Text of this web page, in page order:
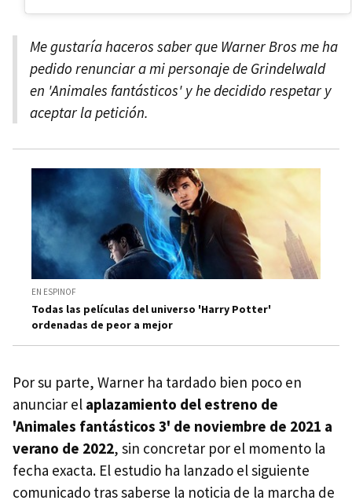
Me gustaría haceros saber que Warner Bros me ha
pedido renunciar a mi personaje de Grindelwald
en 'Animales fantásticos' y he decidido respetar y
aceptar la petición.
EN ESPINOF
Todas las películas del universo 'Harry Potter'
ordenadas de peor a mejor
Por su parte, Warner ha tardado bien poco en
anunciar el aplazamiento del estreno de
'Animales fantásticos 3' de noviembre de 2021 a
verano de 2022, sin concretar por el momento la
fecha exacta. El estudio ha lanzado el siguiente
comunicado tras saberse la noticia de la marcha de